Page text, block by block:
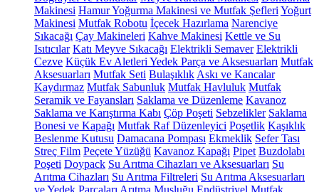
Makinesi Hamur Yoğurma Makinesi ve Mutfak Şefleri Yoğurt
Makinesi Mutfak Robotu İçecek Hazırlama Narenciye
Sıkacağı Çay Makineleri Kahve Makinesi Kettle ve Su
Isıtıcılar Katı Meyve Sıkacağı Elektrikli Semaver Elektrikli
Cezve Küçük Ev Aletleri Yedek Parça ve Aksesuarları Mutfak
Aksesuarları Mutfak Seti Bulaşıklık Askı ve Kancalar
Kaydırmaz Mutfak Sabunluk Mutfak Havluluk Mutfak
Seramik ve Fayansları Saklama ve Düzenleme Kavanoz
Saklama ve Karıştırma Kabı Çöp Poşeti Sebzelikler Saklama
Bonesi ve Kapağı Mutfak Raf Düzenleyici Poşetlik Kaşıklık
Beslenme Kutusu Damacana Pompası Ekmeklik Sefer Tası
Streç Film Peçete Yüzüğü Kavanoz Kapağı Pipet Buzdolabı
Poşeti Doypack Su Arıtma Cihazları ve Aksesuarları Su
Arıtma Cihazları Su Arıtma Filtreleri Su Arıtma Aksesuarları
ve Yedek Parçaları Arıtma Musluğu Endüstriyel Mutfak